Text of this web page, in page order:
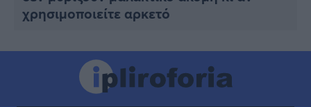
χρησιμοποιείτε αρκετό